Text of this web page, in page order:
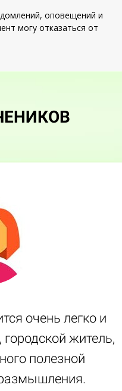
оповещений и
могу отказаться от
очень легко и
городской житель,
полезной